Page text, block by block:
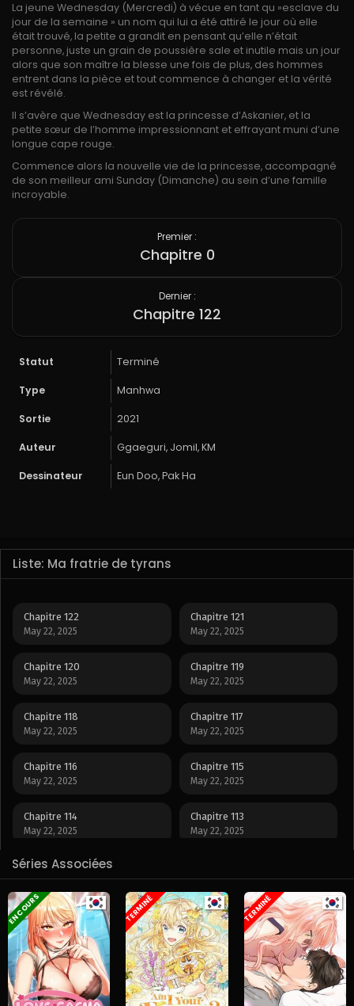
La jeune Wednesday (Mercredi) à vécue en tant qu »esclave du
jour de la semaine » un nom qui lui a été attiré le jour où elle
était trouvé, la petite a grandit en pensant qu’elle n’était
personne, juste un grain de poussière sale et inutile mais un jour
alors que son maître la blesse une fois de plus, des hommes
entrent dans la pièce et tout commence à changer et la vérité
est révélé.
Il s’avère que Wednesday est la princesse d’Askanier, et la
petite sœur de l’homme impressionnant et effrayant muni d’une
longue cape rouge.
Commence alors la nouvelle vie de la princesse, accompagné
de son meilleur ami Sunday (Dimanche) au sein d’une famille
incroyable.
Premier :
Chapitre 0
Dernier :
Chapitre 122
Statut Terminé
Type Manhwa
Sortie 2021
Auteur Ggaeguri, Jomil, KM
Dessinateur Eun Doo, Pak Ha
Liste: Ma fratrie de tyrans
Chapitre 122
May 22, 2025
Chapitre 121
May 22, 2025
Chapitre 120
May 22, 2025
Chapitre 119
May 22, 2025
Chapitre 118
May 22, 2025
Chapitre 117
May 22, 2025
Chapitre 116
May 22, 2025
Chapitre 115
May 22, 2025
Chapitre 114
May 22, 2025
Chapitre 113
May 22, 2025
Chapitre 112
May 22, 2025 May 22, 2025
Chapitre 110
May 22, 2025
Chapitre 109
May 22, 2025
Chapitre 108
May 22, 2025
Chapitre 107
May 22, 2025
Séries Associées
EN COURS TERMINÉ TERMINÉ